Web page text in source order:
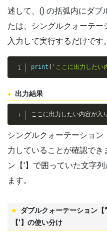
述して、() の括弧内にダブ
たは、シングルクォーテ
入力して実行するだけです。
print ( 'ここに出力したい
出力結果
ここに出力したい内容が入
シングルクォーテーショ
力していることが確認でき
ン【'】で囲っていた文字
ます。
ダブルクォーテーション
【'】の使い分け